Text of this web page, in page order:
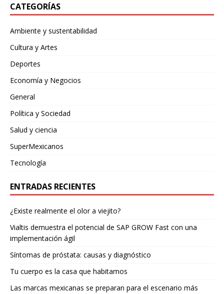
CATEGORÍAS
Ambiente y sustentabilidad
Cultura y Artes
Deportes
Economía y Negocios
General
Política y Sociedad
Salud y ciencia
SuperMexicanos
Tecnología
ENTRADAS RECIENTES
¿Existe realmente el olor a viejito?
Vialtis demuestra el potencial de SAP GROW Fast con una
implementación ágil
Síntomas de próstata: causas y diagnóstico
Tu cuerpo es la casa que habitamos
Las marcas mexicanas se preparan para el escenario más